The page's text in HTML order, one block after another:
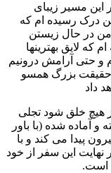
مسیر زیبای
درک رسیده ام که
من در حال زیستن
که لایق بهترینها
و حتی آرامش درونیم
حقیقت بزرگ همسو
داد
هیچ خلق شود تجلی
آماده شده (با باور
پیدا می کند و با
نهایت این سفر از خود
است.